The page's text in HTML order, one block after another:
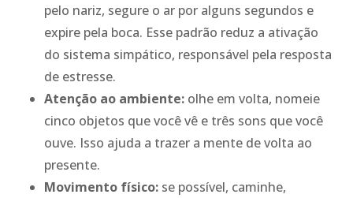
pelo nariz, segure o ar por alguns segundos e
expire pela boca. Esse padrão reduz a ativação
do sistema simpático, responsável pela resposta
de estresse.
Atenção ao ambiente: olhe em volta, nomeie
cinco objetos que você vê e três sons que você
ouve. Isso ajuda a trazer a mente de volta ao
presente.
Movimento físico: se possível, caminhe,